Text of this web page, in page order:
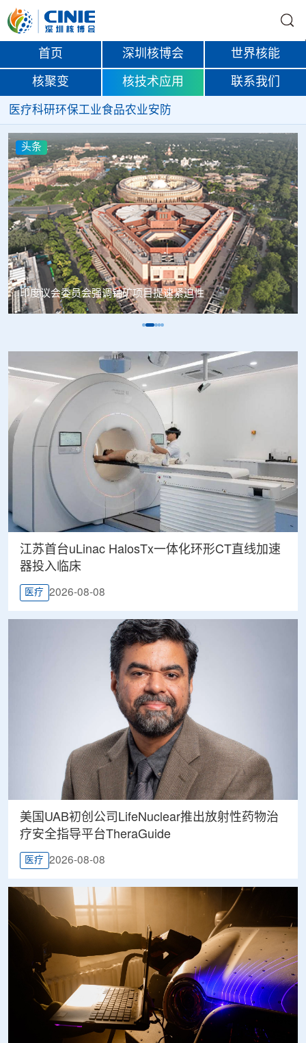
首页 深圳核博会 世界核能
核聚变 核技术应用 联系我们
医疗科研环保工业食品农业安防
头条
中核辐智正式设立 中国同辐持股90%打通核医疗全产业链
江苏首台uLinac HalosTx一体化环形CT直线加速
器投入临床
医疗 2026-08-08
美国UAB初创公司LifeNuclear推出放射性药物治
疗安全指导平台TheraGuide
医疗 2026-08-08